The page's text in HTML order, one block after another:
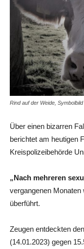
Rind auf der Weide,
Über einen bizarren
berichtet am heutigen
Kreispolizeibehörde
„Nach mehreren
vergangenen Monaten
überführt.
Zeugen entdeckten
(14.01.2023) gegen